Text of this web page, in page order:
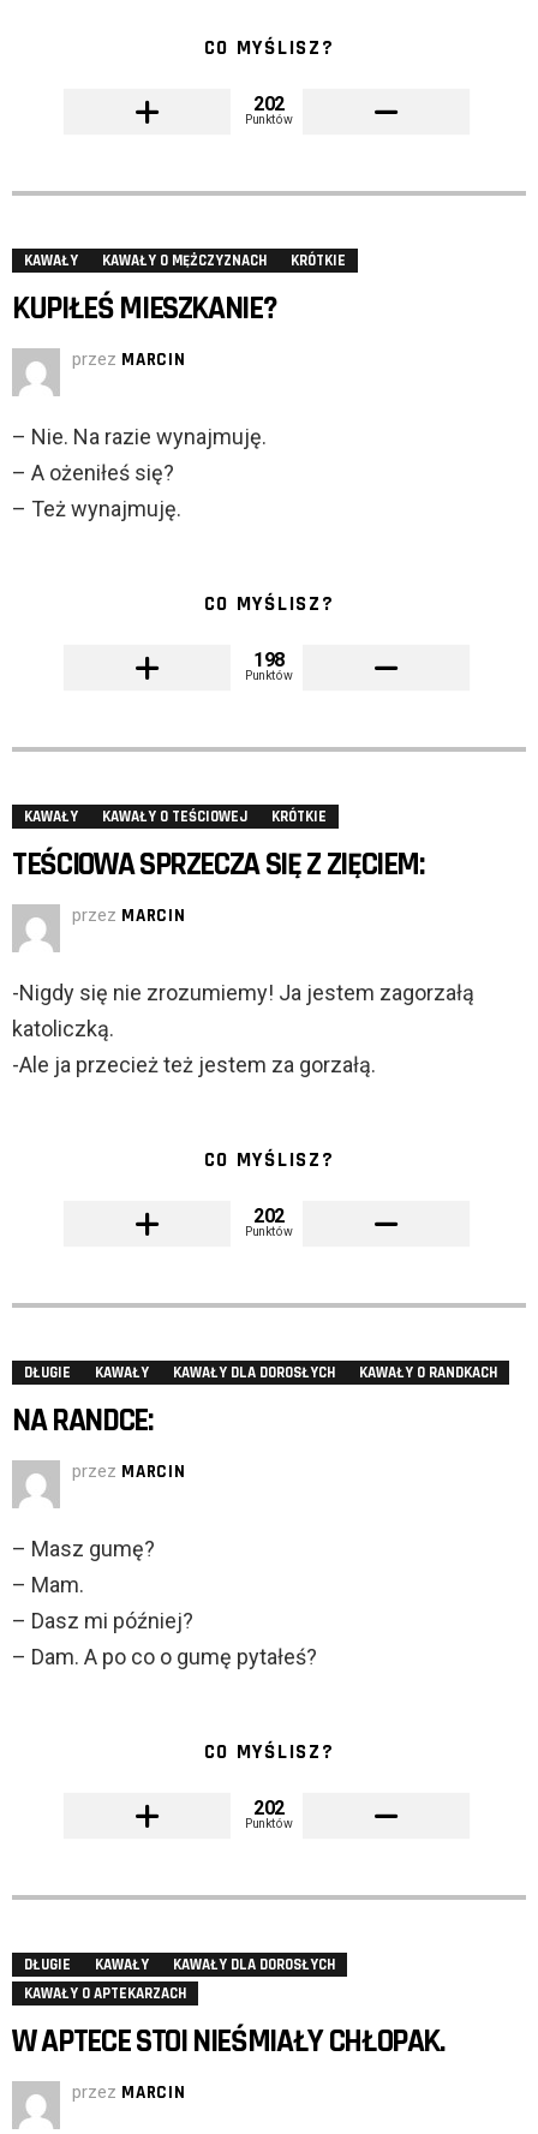
CO MYŚLISZ?
202
Punktów
KAWAŁY KAWAŁY O MĘŻCZYZNACH KRÓTKIE
KUPIŁEŚ MIESZKANIE?
przez MARCIN
– Nie. Na razie wynajmuję.
– A ożeniłeś się?
– Też wynajmuję.
CO MYŚLISZ?
198
Punktów
KAWAŁY KAWAŁY O TEŚCIOWEJ KRÓTKIE
TEŚCIOWA SPRZECZA SIĘ Z ZIĘCIEM:
przez MARCIN
-Nigdy się nie zrozumiemy! Ja jestem zagorzałą
katoliczką.
-Ale ja przecież też jestem za gorzałą.
CO MYŚLISZ?
202
Punktów
DŁUGIE KAWAŁY KAWAŁY DLA DOROSŁYCH KAWAŁY O RANDKACH
NA RANDCE:
przez MARCIN
– Masz gumę?
– Mam.
– Dasz mi później?
– Dam. A po co o gumę pytałeś?
CO MYŚLISZ?
202
Punktów
DŁUGIE KAWAŁY
KAWAŁY DLA DOROSŁYCH
KAWAŁY O APTEKARZACH
W APTECE STOI NIEŚMIAŁY CHŁOPAK.
przez MARCIN